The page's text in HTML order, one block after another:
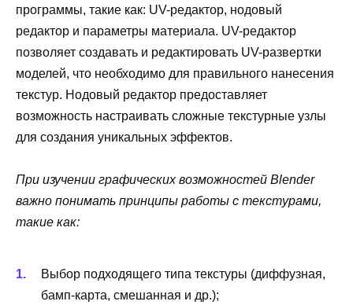
программы, такие как: UV-редактор, нодовый
редактор и параметры материала. UV-редактор
позволяет создавать и редактировать UV-развертки
моделей, что необходимо для правильного нанесения
текстур. Нодовый редактор предоставляет
возможность настраивать сложные текстурные узлы
для создания уникальных эффектов.
При изучении графических возможностей Blender
важно понимать принципы работы с текстурами,
такие как:
Выбор подходящего типа текстуры (диффузная,
бамп-карта, смешанная и др.);